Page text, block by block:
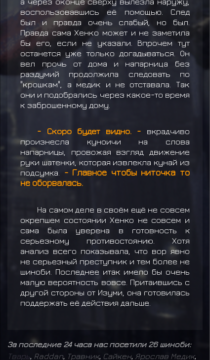
воспользовавшись её помощью. След
был и правда очень слабый, но был.
Правда сама Хенко может и не заметила
бы его, если не указали. Впрочем тут
останется уже только догадываться. Он
вел прочь от дома и напарница без
раздумий продолжила следовать по
"крошкам", а медик и не отставала. Так
они и подобрались через какое-то время
к заброшенному дому.
- Скоро будет видно. - вкрадчиво
произнесла куноичи на слова
напарницы, провожая взгляд движение
руки шатенки, которая извлекла кунай из
подсумка. - Главное чтобы ниточка то
не оборвалась.
На самом деле в своём ещё не совсем
окрепшем состоянии Хенко не совсем и
сама была уверена в готовность к
серьезному противостоянию. Хотя
анализ всего показывала, что вор явно
не серьезный преступник и тем более не
шиноби. Последнее итак имело бы очень
малую вероятность вовсе. Притаившись с
другой стороны от Изуми, она готовилась
поддержать её действия дальше.
За последние 24 часа нас посетили 26 шиноби:
Тварь Raddan Травник, Сайкен, Ярослав Медик,